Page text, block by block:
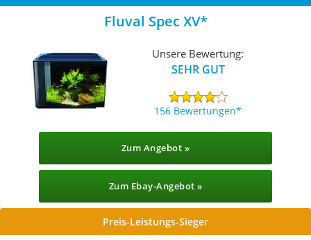
Fluval Spec XV
Unsere Bewertung:
SEHR GUT
156 Bewertungen
Zum Angebot »
Zum Ebay-Angebot »
Preis-Leistungs-Sieger